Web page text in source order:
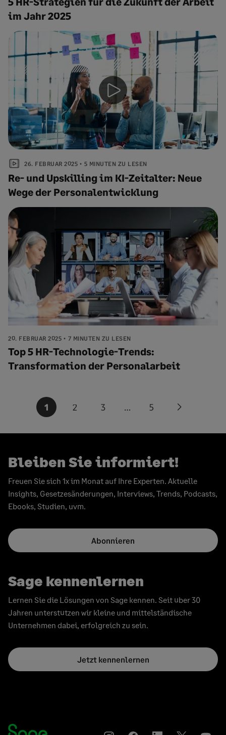
im Jahr 2025
26. FEBRUAR 2025 5 MINUTEN ZU LESEN
Re- und Upskilling im KI-Zeitalter: Neue
Wege der Personalentwicklung
20. FEBRUAR 2025 7 MINUTEN ZU LESEN
Top 5 HR-Technologie-Trends:
Transformation der Personalarbeit
Seitennummerierung
Beiträge
1 2 3 … 5
Next
Bleiben Sie informiert!
Freuen Sie sich 1x im Monat auf Ihre Experten. Aktuelle
Insights, Gesetzesänderungen, Interviews, Trends, Podcasts,
Ebooks, Studien, uvm.
Abonnieren
Sage kennenlernen
Lernen Sie die Lösungen von Sage kennen. Seit über 30
Jahren unterstützen wir kleine und mittelständische
Unternehmen dabei, erfolgreich zu sein.
Jetzt kennenlernen